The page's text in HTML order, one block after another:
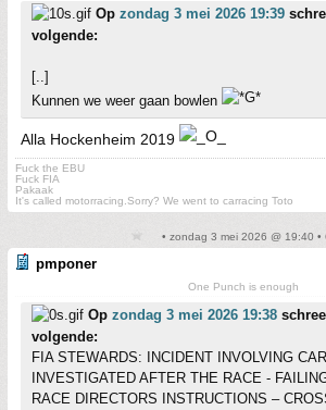
Op zondag 3 mei 2026 19:39
volgende:
[..]
Kunnen we weer gaan bowlen
Alla Hockenheim 2019
Fuck the EBU
Fuck FIA
Pakaak
It's called motorracing.Sorry? We went to carracing Toto
• zondag 3 mei 2026 @ 19:40 •
pmponer
One Punch is enough
Op zondag 3 mei 2026 19:38
volgende:
FIA STEWARDS: INCIDENT INVOLVING
INVESTIGATED AFTER THE RACE -
RACE DIRECTORS INSTRUCTIONS –